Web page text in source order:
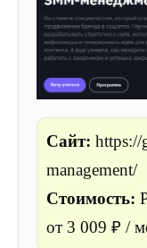
Сайт: https://
management/
Стоимость:
от 3 009 ₽ /